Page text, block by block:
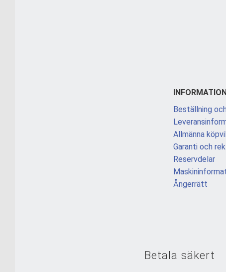
Beställning
Allmänna
Garanti och
Reservdelar
Ångerrätt
Betala säkert